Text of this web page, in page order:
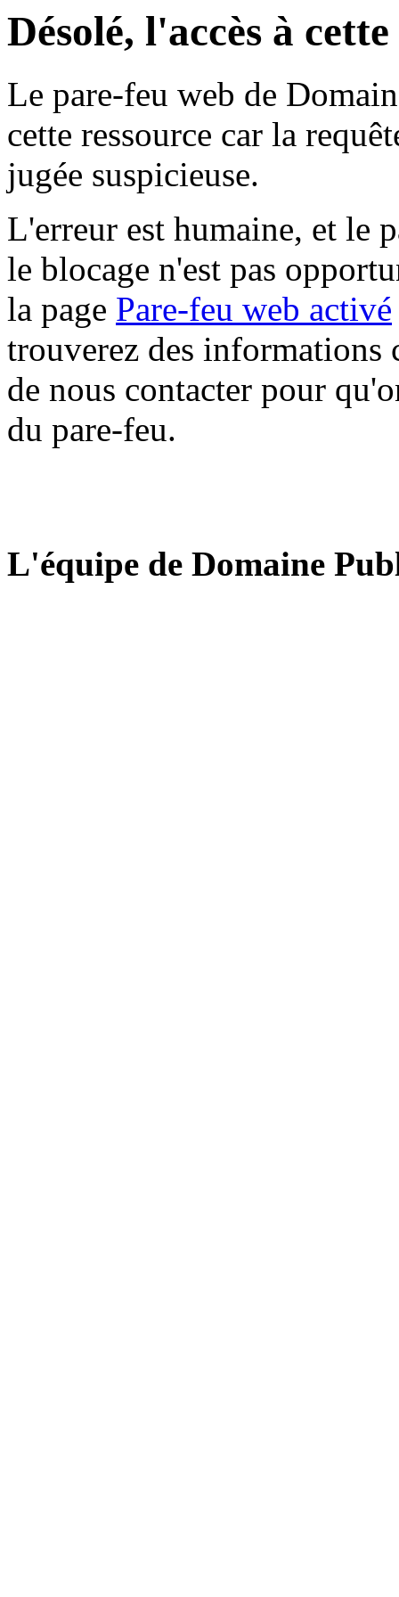
Désolé, l'accès à
Le pare-feu web de
cette ressource car la
jugée suspicieuse.
L'erreur est humaine, et le
le blocage n'est pas
la page Pare-feu web activé
trouverez des informations
de nous contacter pour
du pare-feu.
L'équipe de Domaine